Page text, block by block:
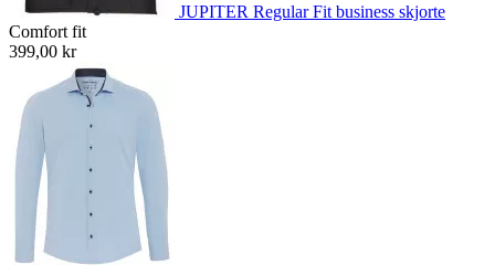
JUPITER Regular Fit business skjorte
Comfort fit
399,00 kr